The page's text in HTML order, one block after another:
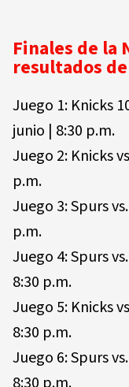
Finales de la
resultados
Juego 1: Knicks
junio | 8:30 p.m.
Juego 2: Knicks
p.m.
Juego 3: Spurs
p.m.
Juego 4: Spurs
8:30 p.m.
Juego 5: Knicks
8:30 p.m.
Juego 6: Spurs